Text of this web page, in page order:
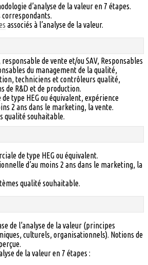
d’analyse de la valeur en 7 étapes.
associés à l’analyse de la valeur.
de vente et/ou SAV, Responsables
du management de la qualité,
techniciens et contrôleurs qualité,
de R&D et de production.
type HEG ou équivalent, expérience
2 ans dans le marketing, la vente.
qualité souhaitable.
de type HEG ou équivalent.
d’au moins 2 ans dans le marketing, la
qualité souhaitable.
de l’analyse de la valeur (principes
culturels, organisationnels). Notions de
de la valeur en 7 étapes :